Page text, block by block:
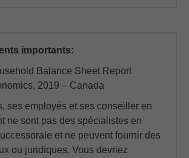
importants:
Balance Sheet Report
2019 – Canada
ses employés et ses conseiller en
ne sont pas des spécialistes en
et ne peuvent fournir des
ou juridiques. Vous devriez